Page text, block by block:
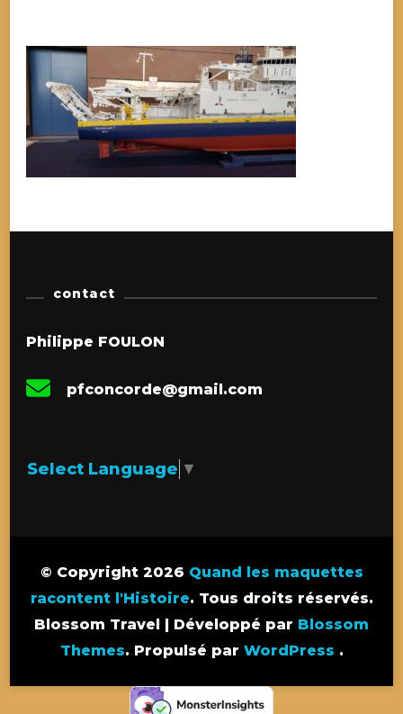
contact
Philippe FOULON
pfconcorde@gmail.com
Select Language ▼
© Copyright 2026 Quand les maquettes
racontent l'Histoire. Tous droits réservés.
Blossom Travel | Développé par Blossom
Themes. Propulsé par WordPress .